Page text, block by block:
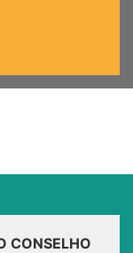
CONSELHO